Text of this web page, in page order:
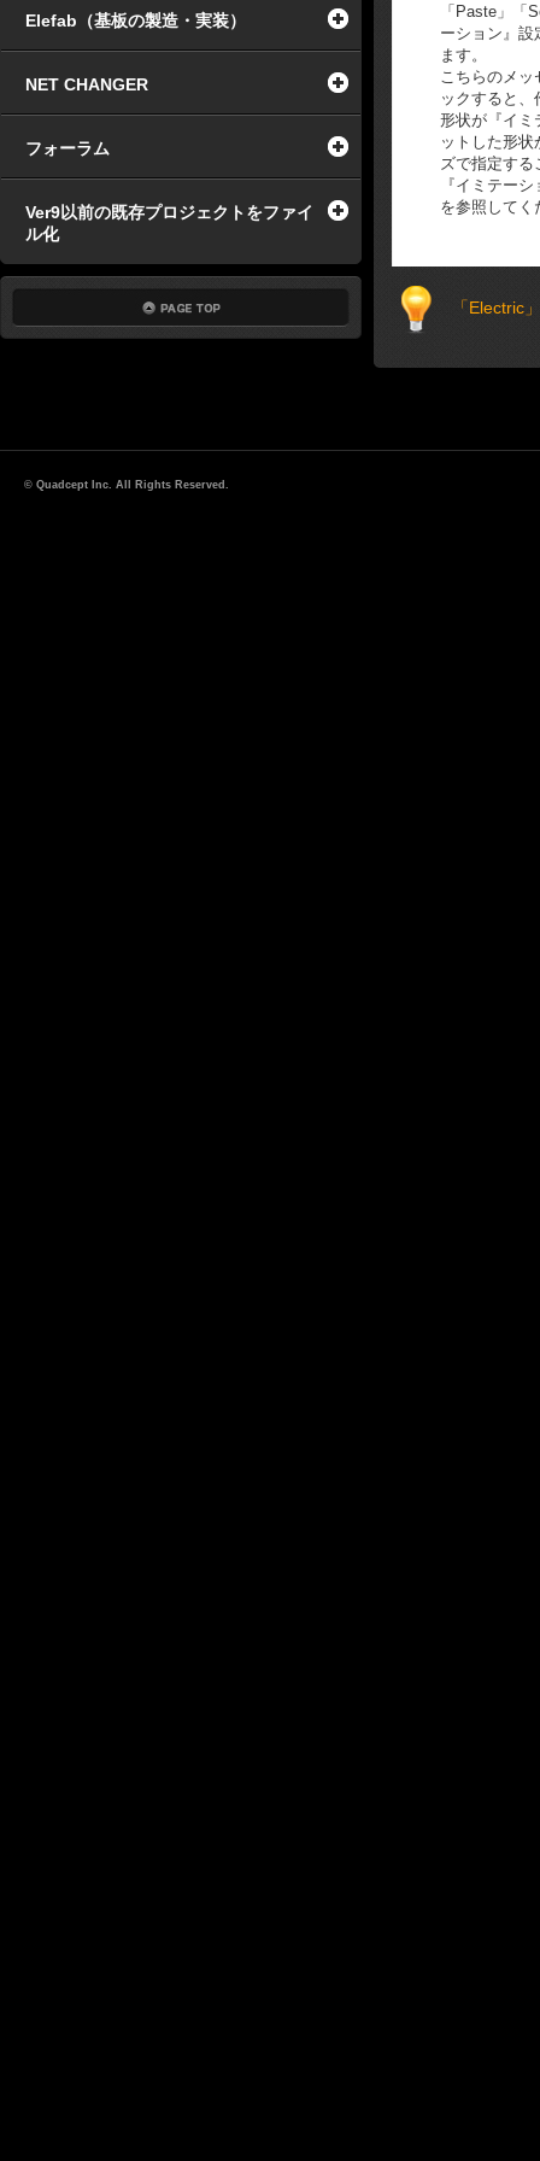
Elefab（基板の製造・実装）
NET CHANGER
フォーラム
Ver9以前の既存プロジェクトをファイ
ル化
「Paste」「
ーション』設
ます。
こちらのメッ
ックすると
形状が『イミ
ットした形
ズで指定する
『イミテー
を参照してく
「Electric
© Quadcept Inc. All Rights Reserved.